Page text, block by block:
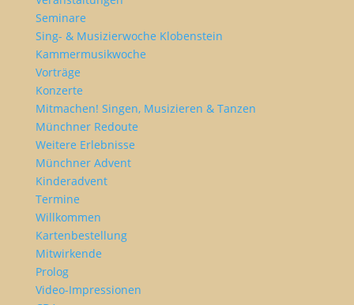
Seminare
Sing- & Musizierwoche Klobenstein
Kammermusikwoche
Vorträge
Konzerte
Mitmachen! Singen, Musizieren & Tanzen
Münchner Redoute
Weitere Erlebnisse
Münchner Advent
Kinderadvent
Termine
Willkommen
Kartenbestellung
Mitwirkende
Prolog
Video-Impressionen